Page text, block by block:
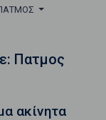
Πατμος
ακίνητα